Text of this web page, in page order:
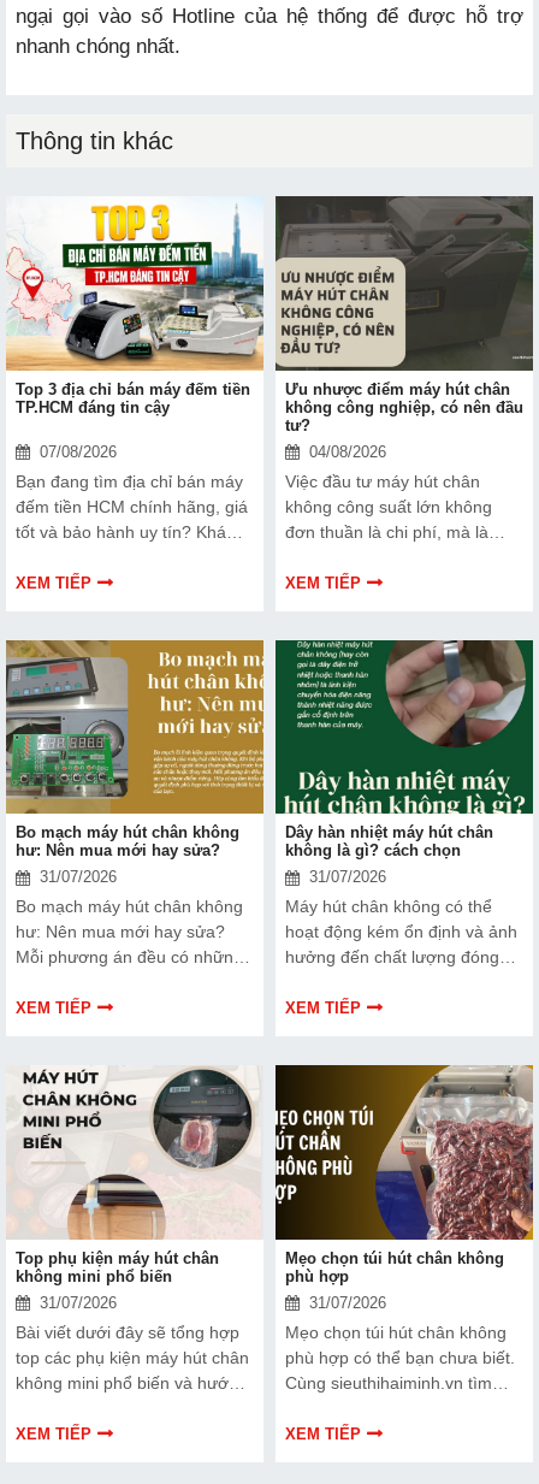
ngại gọi vào số Hotline của hệ thống để được hỗ trợ
nhanh chóng nhất.
Thông tin khác
Top 3 địa chỉ bán máy đếm tiền
TP.HCM đáng tin cậy
07/08/2026
Bạn đang tìm địa chỉ bán máy
đếm tiền HCM chính hãng, giá
tốt và bảo hành uy tín? Khám
nhiều doanh nghiệp, cửa hàng
XEM TIẾP
Ưu nhược điểm máy hút chân
không công nghiệp, có nên đầu
tư?
04/08/2026
Việc đầu tư máy hút chân
không công suất lớn không
đơn thuần là chi phí, mà là
sản phẩm và nâng cao vị thế
điểm của thiết bị này để có
thêm thông tin và giúp bạn đưa
ra lựa chọn phù hợp, hiệu quả
hơn nhé!
XEM TIẾP
Bo mạch máy hút chân không
hư: Nên mua mới hay sửa?
31/07/2026
Bo mạch máy hút chân không
hư: Nên mua mới hay sửa?
Mỗi phương án đều có những
cùng tìm hiểu để đưa ra quyết
XEM TIẾP
Dây hàn nhiệt máy hút chân
không là gì? cách chọn
31/07/2026
Máy hút chân không có thể
hoạt động kém ổn định và ảnh
hưởng đến chất lượng đóng
Bài viết dưới đây sẽ giúp bạn
XEM TIẾP
Top phụ kiện máy hút chân
không mini phổ biến
31/07/2026
Bài viết dưới đây sẽ tổng hợp
top các phụ kiện máy hút chân
không mini phổ biến và hướng
chuẩn kỹ thuật ngay tại nhà.
XEM TIẾP
Mẹo chọn túi hút chân không
phù hợp
31/07/2026
Mẹo chọn túi hút chân không
phù hợp có thể bạn chưa biết.
Cùng sieuthihaiminh.vn tìm
thông tin bài viết dưới đây nhé!
XEM TIẾP